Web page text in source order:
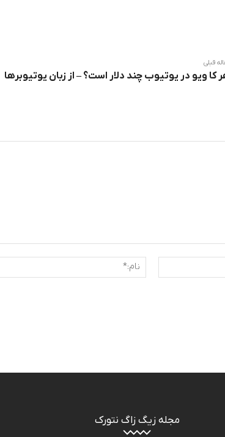
قبلی
کا ویو در یوتیوب چند دلار است؟ – از زبان یوتیوبرها
ایمیل:*
مجله زیگ زاگ نتورک